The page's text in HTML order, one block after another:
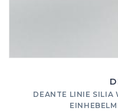
DEANTE LINIE SILIA